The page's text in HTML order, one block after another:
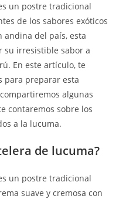
un postre tradicional
de los sabores exóticos
andina del país, esta
su irresistible sabor a
En este artículo, te
para preparar esta
algunas
contaremos sobre los
a la lucuma.
de lucuma?
un postre tradicional
suave y cremosa con